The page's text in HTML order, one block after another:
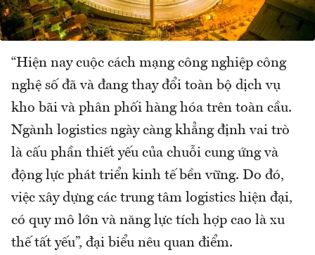
“Hiện nay cuộc cách mạng công nghiệp công
nghệ số đã và đang thay đổi toàn bộ dịch vụ
kho bãi và phân phối hàng hóa trên toàn cầu.
Ngành logistics ngày càng khẳng định vai trò
là cấu phần thiết yếu của chuỗi cung ứng và
động lực phát triển kinh tế bền vững. Do đó,
việc xây dựng các trung tâm logistics hiện đại,
có quy mô lớn và năng lực tích hợp cao là xu
thế tất yếu”, đại biểu nêu quan điểm.